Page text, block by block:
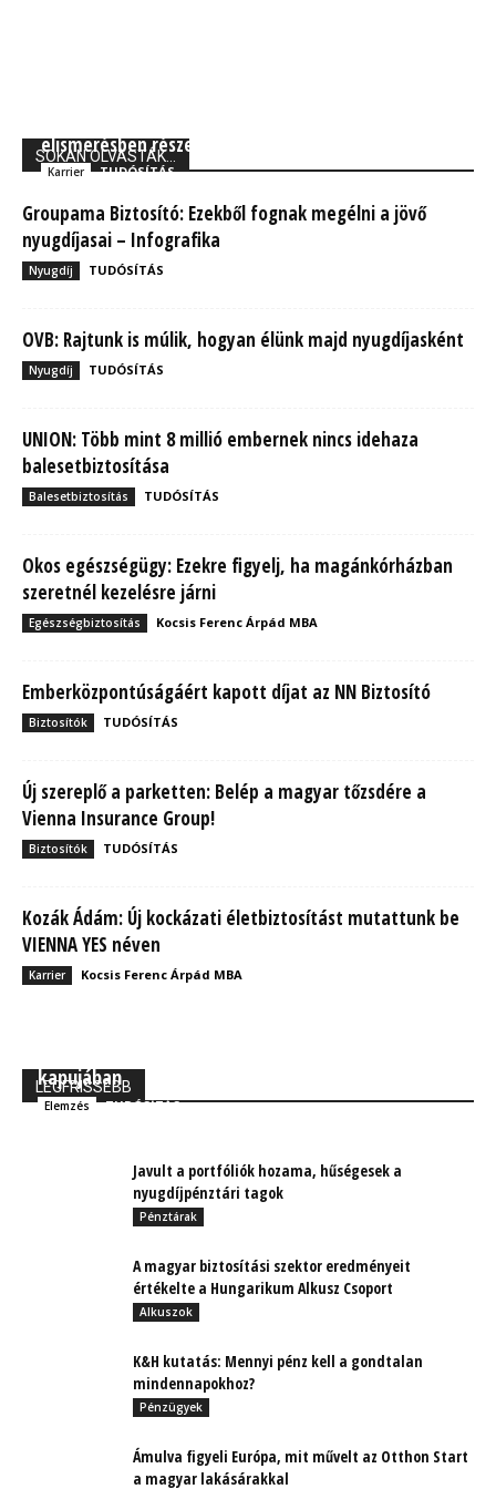
SOKAN OLVASTÁK...
elismerésben részesült
Karrier TUDÓSÍTÁS
Groupama Biztosító: Ezekből fognak megélni a jövő
nyugdíjasai – Infografika
Nyugdíj TUDÓSÍTÁS
OVB: Rajtunk is múlik, hogyan élünk majd nyugdíjasként
Nyugdíj TUDÓSÍTÁS
UNION: Több mint 8 millió embernek nincs idehaza
balesetbiztosítása
Balesetbiztosítás TUDÓSÍTÁS
Okos egészségügy: Ezekre figyelj, ha magánkórházban
szeretnél kezelésre járni
Egészségbiztosítás Kocsis Ferenc Árpád MBA
Emberközpontúságáért kapott díjat az NN Biztosító
Biztosítók TUDÓSÍTÁS
Új szereplő a parketten: Belép a magyar tőzsdére a
Vienna Insurance Group!
Biztosítók TUDÓSÍTÁS
Kozák Ádám: Új kockázati életbiztosítást mutattunk be
VIENNA YES néven
Karrier Kocsis Ferenc Árpád MBA
LEGFRISSEBB
kapujában
Elemzés TUDÓSÍTÁS
Javult a portfóliók hozama, hűségesek a
nyugdíjpénztári tagok
Pénztárak
A magyar biztosítási szektor eredményeit
értékelte a Hungarikum Alkusz Csoport
Alkuszok
K&H kutatás: Mennyi pénz kell a gondtalan
mindennapokhoz?
Pénzügyek
Ámulva figyeli Európa, mit művelt az Otthon Start
a magyar lakásárakkal